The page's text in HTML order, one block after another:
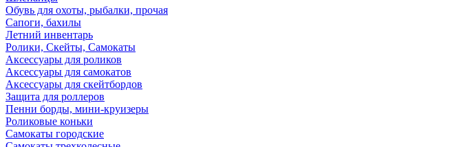
Обувь для охоты, рыбалки, прочая
Сапоги, бахилы
Летний инвентарь
Ролики, Скейты, Самокаты
Аксессуары для роликов
Аксессуары для самокатов
Аксессуары для скейтбордов
Защита для роллеров
Пенни борды, мини-круизеры
Роликовые коньки
Самокаты городские